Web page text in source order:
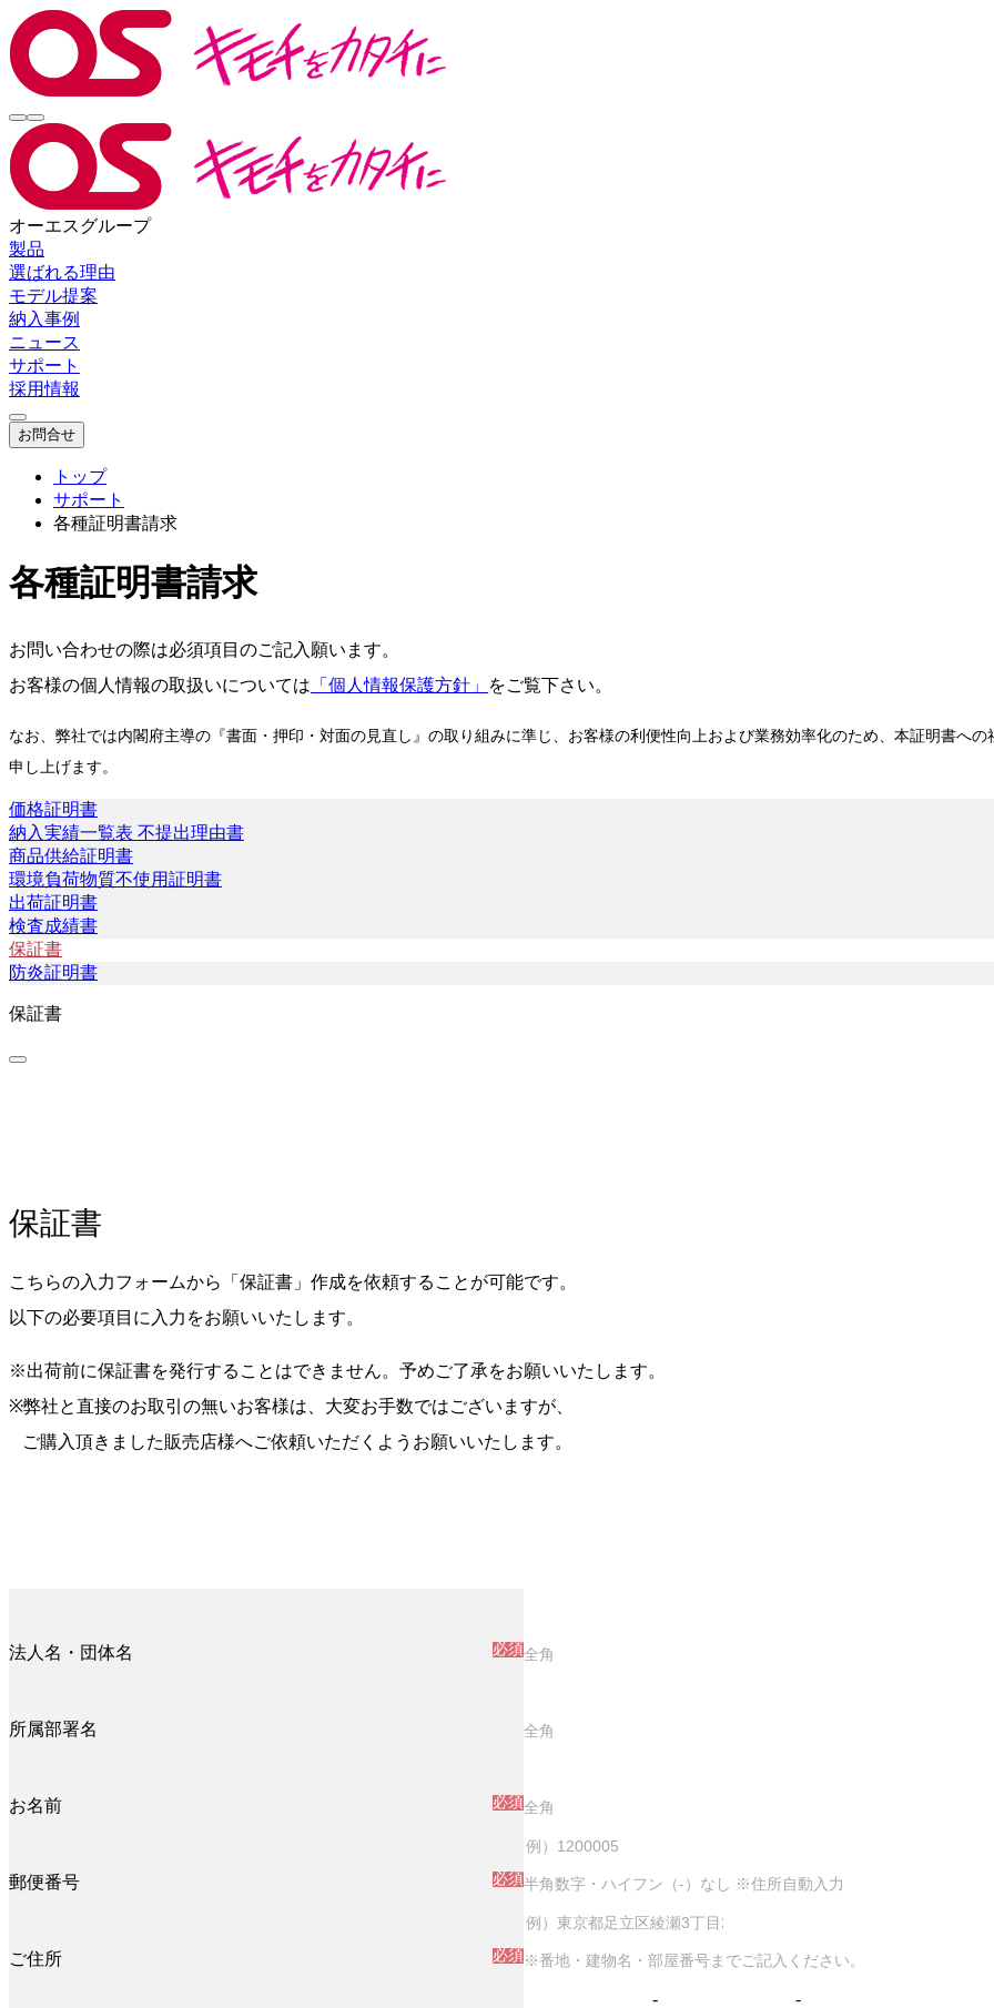
オーエスグループ
製品
選ばれる理由
モデル提案
納入事例
ニュース
サポート
採用情報
お問合せ
トップ
サポート
各種証明書請求
各種証明書請求
お問い合わせの際は必須項目のご記入願います。
お客様の個人情報の取扱いについては 「個人情報保護方針」 をご覧下さい。
なお、弊社では内閣府主導の『書面・押印・対面の見直し』の取り組みに準じ、お客様の利便性向上および業務効率化のため、本証明書へ
申し上げます。
価格証明書
納入実績一覧表 不提出理由書
商品供給証明書
環境負荷物質不使用証明書
出荷証明書
検査成績書
保証書
防炎証明書
保証書
保証書
こちらの入力フォームから「保証書」作成を依頼することが可能です。
以下の必要項目に入力をお願いいたします。
※出荷前に保証書を発行することはできません。予めご了承をお願いいたします。
※弊社と直接のお取引の無いお客様は、大変お手数ではございますが、
ご購入頂きました販売店様へご依頼いただくようお願いいたします。
法人名・団体名 必須全角
所属部署名 全角
お名前 必須全角
郵便番号 必須半角数字・ハイフン（-）なし ※住所自動入力
ご住所 必須 ※番地・建物名・部屋番号までご記入ください。
- -